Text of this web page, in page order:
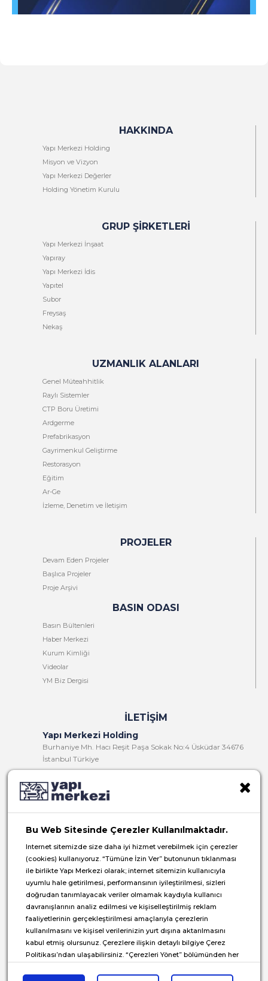
Bu Web Sitesinde Çerezler Kullanılmaktadır.
Internet sitemizde size daha iyi hizmet verebilmek için çerezler
(cookies) kullanıyoruz. “Tümüne İzin Ver” butonunun tıklanması
ile birlikte Yapı Merkezi olarak; internet sitemizin kullanıcıyla
uyumlu hale getirilmesi, performansının iyileştirilmesi, sizleri
doğrudan tanımlayacak veriler olmamak kaydıyla kullanıcı
davranışlarının analiz edilmesi ve kişiselleştirilmiş reklam
faaliyetlerinin gerçekleştirilmesi amaçlarıyla çerezlerin
kullanılmasını ve kişisel verilerinizin yurt dışına aktarılmasını
kabul etmiş olursunuz. Çerezlere ilişkin detaylı bilgiye Çerez
Politikası’ndan ulaşabilirsiniz. “Çerezleri Yönet” bölümünden her
HAKKINDA
Yapı Merkezi Holding
Misyon ve Vizyon
Yapı Merkezi Değerler
Holding Yönetim Kurulu
GRUP ŞIRKETLERI
Yapı Merkezi İnşaat
Yapıray
Yapı Merkezi İdis
Yapıtel
Subor
Freysaş
Nekaş
UZMANLIK ALANLARI
Genel Müteahhitlik
Raylı Sistemler
CTP Boru Üretimi
Ardgerme
Prefabrikasyon
Gayrimenkul Geliştirme
Restorasyon
Eğitim
Ar-Ge
İzleme, Denetim ve İletişim
PROJELER
Devam Eden Projeler
Başlıca Projeler
Proje Arşivi
BASIN ODASI
Basın Bültenleri
Haber Merkezi
Kurum Kimliği
Videolar
YM Biz Dergisi
İLETIŞIM
Yapı Merkezi Holding
Burhaniye Mh. Hacı Reşit Paşa Sokak No:4 Üsküdar 34676
İstanbul Türkiye
T: +90 216 321 90 00
F: +90 216 321 90 13
İK: insan.kaynaklari@ym.com.tr
Çerez Aydınlatma Metni
İlgili Kişi Başvuru Formu